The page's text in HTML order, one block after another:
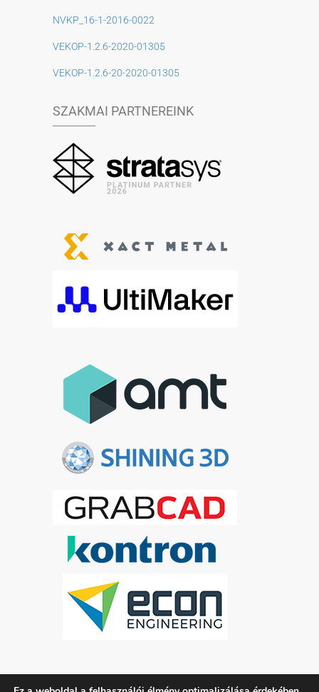
NVKP_16-1-2016-0022
VEKOP-1.2.6-2020-01305
VEKOP-1.2.6-20-2020-01305
SZAKMAI PARTNEREINK